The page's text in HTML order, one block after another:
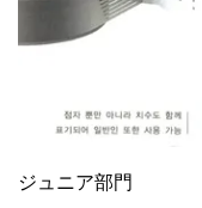
ジュニア部門